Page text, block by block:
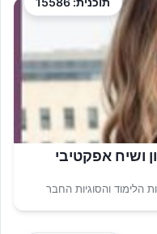
ושיח אפקטיבי
הלימוד והסוגיות החבר